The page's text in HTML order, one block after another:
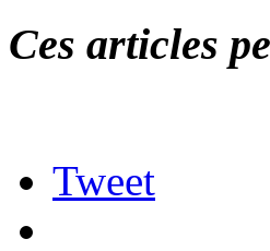
Ces articles
Tweet